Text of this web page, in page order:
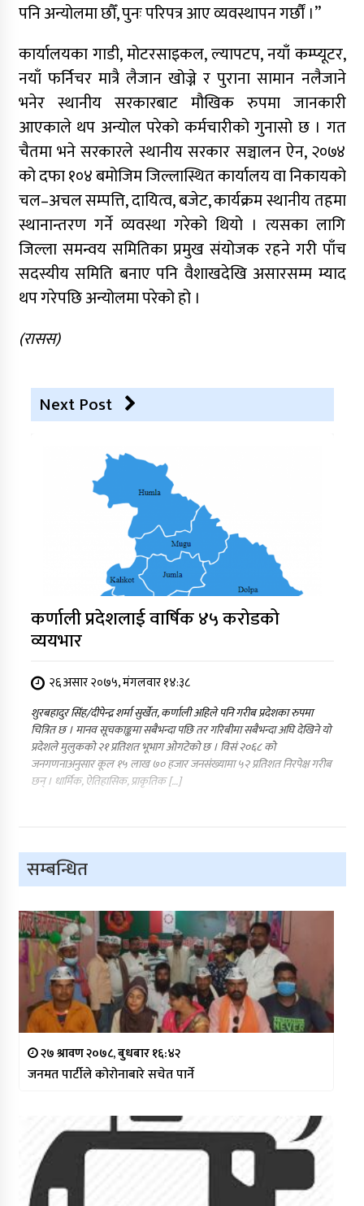
पनि अन्योलमा छौँ, पुनः परिपत्र आए व्यवस्थापन गर्छौं ।”
कार्यालयका गाडी, मोटरसाइकल, ल्यापटप, नयाँ कम्प्यूटर,
नयाँ फर्निचर मात्रै लैजान खोज्ने र पुराना सामान नलैजाने
भनेर स्थानीय सरकारबाट मौखिक रुपमा जानकारी
आएकाले थप अन्योल परेको कर्मचारीको गुनासो छ । गत
चैतमा भने सरकारले स्थानीय सरकार सञ्चालन ऐन, २०७४
को दफा १०४ बमोजिम जिल्लास्थित कार्यालय वा निकायको
चल–अचल सम्पत्ति, दायित्व, बजेट, कार्यक्रम स्थानीय तहमा
स्थानान्तरण गर्ने व्यवस्था गरेको थियो । त्यसका लागि
जिल्ला समन्वय समितिका प्रमुख संयोजक रहने गरी पाँच
सदस्यीय समिति बनाए पनि वैशाखदेखि असारसम्म म्याद
थप गरेपछि अन्योलमा परेको हो ।
(रासस)
Next Post
कर्णाली प्रदेशलाई वार्षिक ४५ करोडको
व्ययभार
२६ असार २०७५, मंगलवार १४:३८
शुरबहादुर सिंह/दीपेन्द्र शर्मा सुर्खेत, कर्णाली अहिले पनि गरीब प्रदेशका रुपमा
चित्रित छ । मानव सूचकाङ्कमा सबैभन्दा पछि तर गरिबीमा सबैभन्दा अघि देखिने यो
प्रदेशले मुलुकको २१ प्रतिशत भूभाग ओगटेको छ । विसं २०६८ को
जनगणनाअनुसार कूल १५ लाख ७० हजार जनसंख्यामा ५२ प्रतिशत निरपेक्ष गरीब
छन् । धार्मिक, ऐतिहासिक, प्राकृतिक […]
सम्बन्धित
२७ श्रावण २०७८, बुधबार १६:४२
जनमत पार्टीले कोरोनाबारे सचेत पार्ने